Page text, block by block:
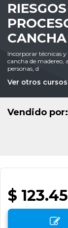
CANCHA
Incorporar técnicas
cancha de madereo,
personas, d
Ver otros
Vendido por:
$